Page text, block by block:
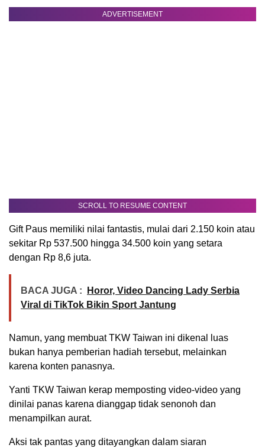
ADVERTISEMENT
SCROLL TO RESUME CONTENT
Gift Paus memiliki nilai fantastis, mulai dari 2.150 koin atau
sekitar Rp 537.500 hingga 34.500 koin yang setara
dengan Rp 8,6 juta.
BACA JUGA :
Horor, Video Dancing Lady Serbia
Viral di TikTok Bikin Sport Jantung
Namun, yang membuat TKW Taiwan ini dikenal luas
bukan hanya pemberian hadiah tersebut, melainkan
karena konten panasnya.
Yanti TKW Taiwan kerap memposting video-video yang
dinilai panas karena dianggap tidak senonoh dan
menampilkan aurat.
Aksi tak pantas yang ditayangkan dalam siaran